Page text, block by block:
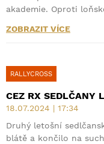
akademie. Oproti
ZOBRAZIT VÍCE
RALLYCROSS
CEZ RX SEDLČANY
18.07.2024 | 17:34
Druhý letošní
blátě a končilo na